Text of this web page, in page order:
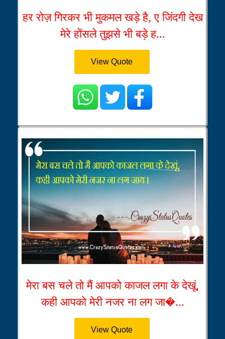
हर रोज़ गिरकर भी मुकमल खड़े है, ए जिंदगी देख
मेरे होंसले तुझसे भी बड़े ह...
View Quote
मेरा बस चले तो मैं आपको काजल लगा के देखूं,
कही आपको मेरी नजर ना लग जा�...
View Quote